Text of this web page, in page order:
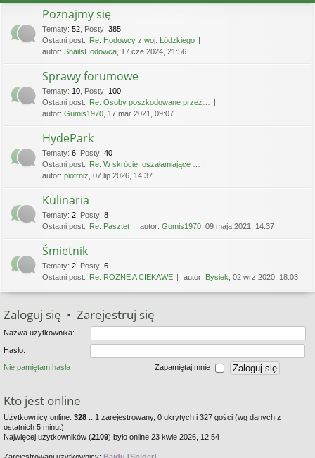
Poznajmy się
Tematy: 52 Posty: 385
Ostatni post: Re: Hodowcy z woj. Łódzkiego
autor: SnailsHodowca , 17 cze 2024, 21:56
Sprawy forumowe
Tematy: 10 Posty: 100
Ostatni post: Re: Osoby poszkodowane przez…
autor: Gumis1970 , 17 mar 2021, 09:07
HydePark
Tematy: 6 Posty: 40
Ostatni post: Re: W skrócie: oszałamiające …
autor: piotrniz , 07 lip 2026, 14:37
Kulinaria
Tematy: 2 Posty: 8
Ostatni post: Re: Pasztet autor: Gumis1970 , 09 maja 2021, 14:37
Śmietnik
Tematy: 2 Posty: 6
Ostatni post: Re: RÓŻNE A CIEKAWE autor: Bysiek , 02 wrz 2020, 18:03
Zaloguj się • Zarejestruj się
Nazwa użytkownika:
Hasło:
Nie pamiętam hasła Zapamiętaj mnie
Kto jest online
Użytkownicy online: 328 :: 1 zarejestrowany, 0 ukrytych i 327 gości (wg danych z
ostatnich 5 minut)
Najwięcej użytkowników (2109) było online 23 kwie 2026, 12:54